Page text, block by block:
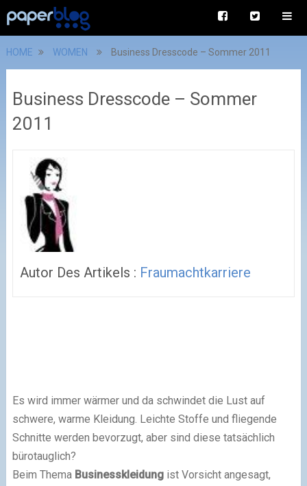
HOME WOMEN Business Dresscode – Sommer 2011
Business Dresscode – Sommer
2011
Autor Des Artikels : Fraumachtkarriere
Es wird immer wärmer und da schwindet die Lust auf
schwere, warme Kleidung. Leichte Stoffe und fliegende
Schnitte werden bevorzugt, aber sind diese tatsächlich
bürotauglich?
Beim Thema Businesskleidungist Vorsicht angesagt,